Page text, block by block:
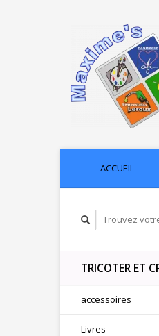
ACCUEIL
TRICOTER ET
accessoires
Livres